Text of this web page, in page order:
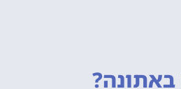
באתונה?